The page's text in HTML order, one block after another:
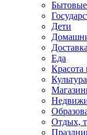
Дети
Доставка
Еда
Красота
Культура
Отдых,